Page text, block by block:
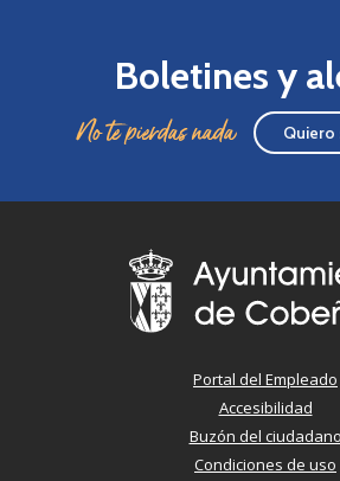
Boletines y
No te pierdas nada Quiero
Portal del Empleado
Accesibilidad
Buzón del ciudadano
Condiciones de uso